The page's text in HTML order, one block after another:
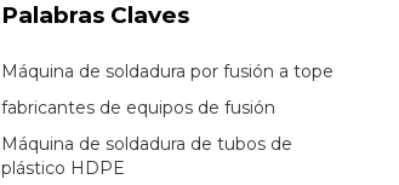
Palabras Claves
Máquina de soldadura por fusión a tope
fabricantes de equipos de fusión
Máquina de soldadura de tubos de
plástico HDPE